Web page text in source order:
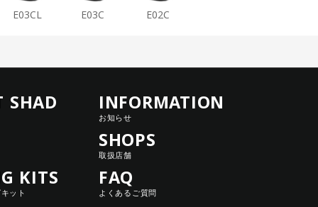
E03CL E03C E02C
SHAD
KITS
ット
INFORMATION
お知らせ
SHOPS
取扱店舗
FAQ
よくあるご質問